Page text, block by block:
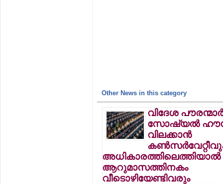
Other News in this category
വിദേശ
സോഷ്യല്‍
വിലക്കാന്‍
അധികാരത്തിലെത്തിയാല്‍
ആറുമാസത്തിനകം
വീടൊഴിയേണ്ടിവരും